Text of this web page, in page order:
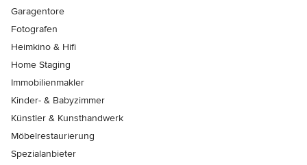
Garagentore
Fotografen
Heimkino & Hifi
Home Staging
Immobilienmakler
Kinder- & Babyzimmer
Künstler & Kunsthandwerk
Möbelrestaurierung
Spezialanbieter